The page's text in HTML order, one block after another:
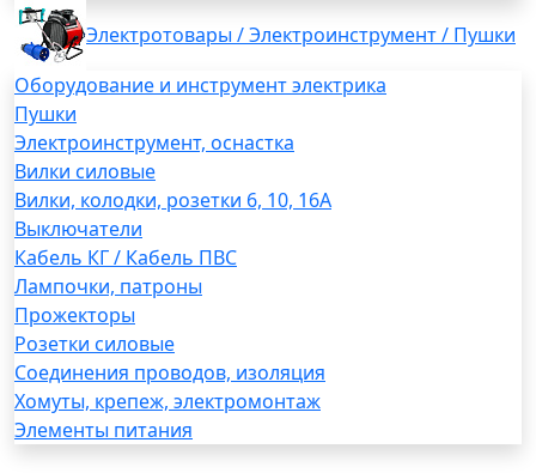
Электротовары / Электроинструмент / Пушки
Оборудование и инструмент электрика
Пушки
Электроинструмент, оснастка
Вилки силовые
Вилки, колодки, розетки 6, 10, 16А
Выключатели
Кабель КГ / Кабель ПВС
Лампочки, патроны
Прожекторы
Розетки силовые
Соединения проводов, изоляция
Хомуты, крепеж, электромонтаж
Элементы питания